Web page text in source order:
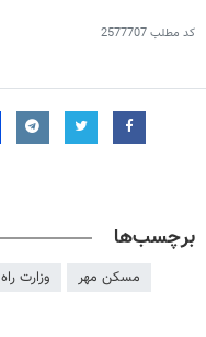
کد مطلب2577707
برچسب‌ها
مسکن مهر وزارت